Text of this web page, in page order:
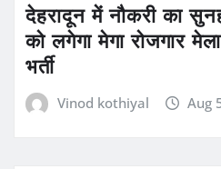
देहरादून में नौकरी का
को लगेगा मेगा रोजगार
भर्ती
Vinod kothiyal Aug